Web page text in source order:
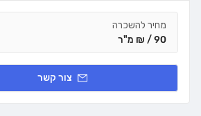
מחיר להשכרה
90 / ₪ מ"ר
צור קשר